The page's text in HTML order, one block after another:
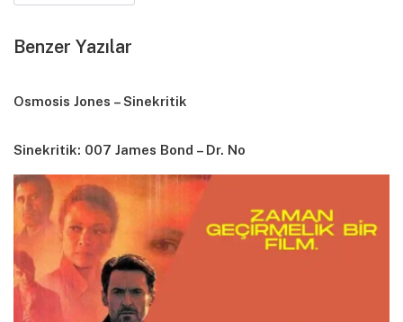
Benzer Yazılar
Osmosis Jones – Sinekritik
Sinekritik: 007 James Bond – Dr. No